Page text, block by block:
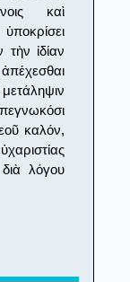
καὶ
ἰδίαν
καλόν,
λόγου